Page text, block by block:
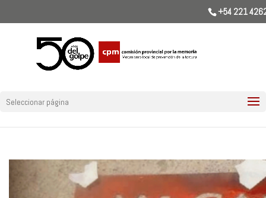
+54 221
Seleccionar página